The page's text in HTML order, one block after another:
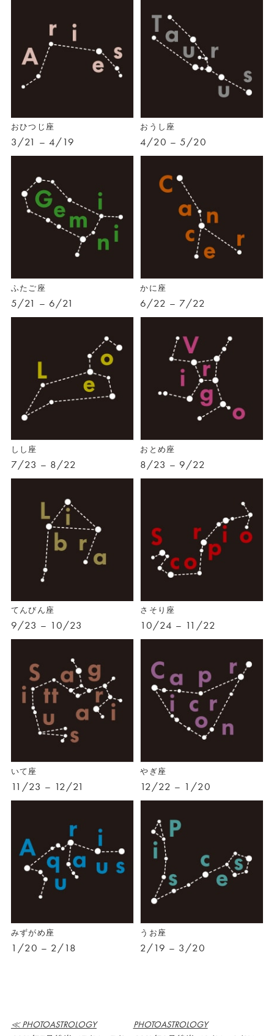
おひつじ座
3/21 – 4/19
おうし座
4/20 – 5/20
ふたご座
5/21 – 6/21
かに座
6/22 – 7/22
しし座
7/23 – 8/22
おとめ座
8/23 – 9/22
てんびん座
9/23 – 10/23
さそり座
10/24 – 11/22
いて座
11/23 – 12/21
やぎ座
12/22 – 1/20
みずがめ座
1/20 – 2/18
うお座
2/19 – 3/20
≪ PHOTOASTROLOGY
PHOTOASTROLOGY